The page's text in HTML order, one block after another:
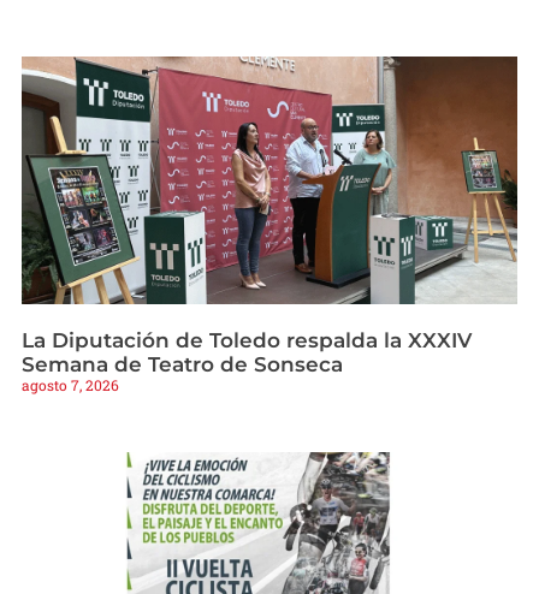
La Diputación de Toledo respalda la XXXIV
Semana de Teatro de Sonseca
agosto 7, 2026